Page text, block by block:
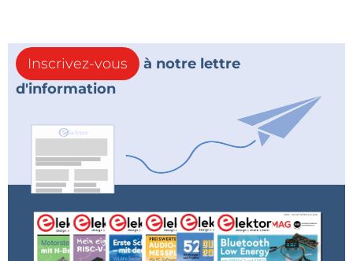
Inscrivez-vous
à notre lettre
d'information